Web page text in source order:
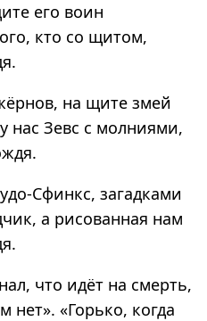
его воин
кто со щитом,
на щите змей
нас Зевс с молниями,
Сфинкс, загадками
а рисованная нам
что идёт на смерть,
нет». «Горько, когда